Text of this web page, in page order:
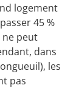
logement
45 %
ne peut
dans
les
pas